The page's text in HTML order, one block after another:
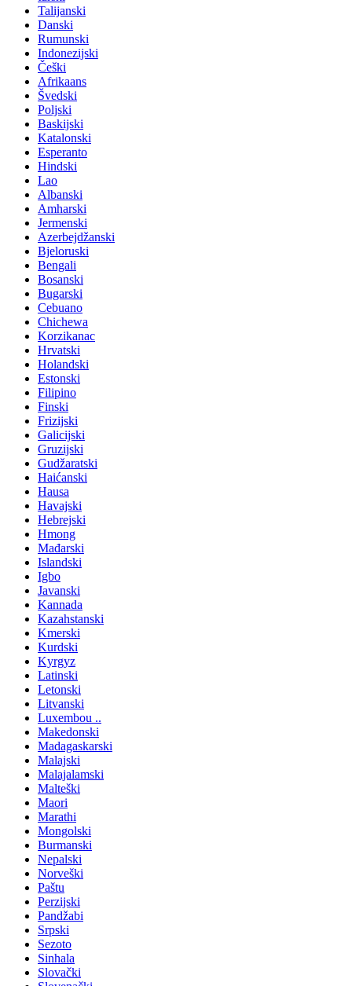
Talijanski
Danski
Rumunski
Indonezijski
Češki
Afrikaans
Švedski
Poljski
Baskijski
Katalonski
Esperanto
Hindski
Lao
Albanski
Amharski
Jermenski
Azerbejdžanski
Bjeloruski
Bengali
Bosanski
Bugarski
Cebuano
Chichewa
Korzikanac
Hrvatski
Holandski
Estonski
Filipino
Finski
Frizijski
Galicijski
Gruzijski
Gudžaratski
Haićanski
Hausa
Havajski
Hebrejski
Hmong
Mađarski
Islandski
Igbo
Javanski
Kannada
Kazahstanski
Kmerski
Kurdski
Kyrgyz
Latinski
Letonski
Litvanski
Luxembou ..
Makedonski
Madagaskarski
Malajski
Malajalamski
Malteški
Maori
Marathi
Mongolski
Burmanski
Nepalski
Norveški
Paštu
Perzijski
Pandžabi
Srpski
Sezoto
Sinhala
Slovački